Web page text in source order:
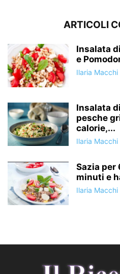
ARTICOLI
Insalata
e
Ilaria Macchi
Insalata
pesche
calorie,...
Ilaria Macchi
Sazia per
minuti e
Ilaria Macchi